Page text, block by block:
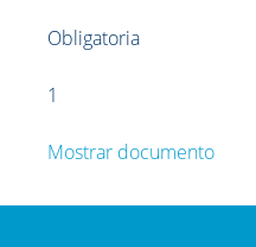
Obligatoria
1
Mostrar documento